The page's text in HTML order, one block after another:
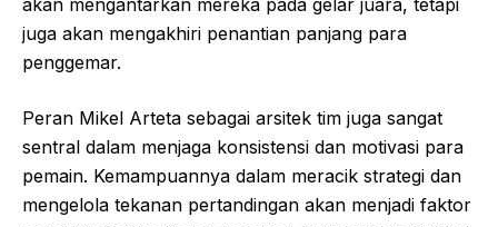
juga akan mengakhiri penantian panjang para
penggemar.
Peran Mikel Arteta sebagai arsitek tim juga sangat
sentral dalam menjaga konsistensi dan motivasi para
pemain. Kemampuannya dalam meracik strategi dan
mengelola tekanan pertandingan akan menjadi faktor